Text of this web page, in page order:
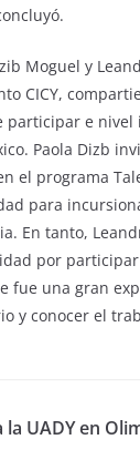
Moguel y
CICY,
participar e nivel
Paola Dizb
el programa
para
En tanto,
por
fue una gran
y conocer el
UADY en